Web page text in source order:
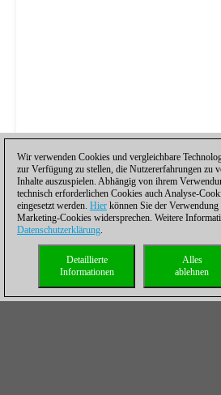
Wir verwenden Cookies und vergleichbare
zur Verfügung zu stellen, die Nutzererfahrungen zu
Inhalte auszuspielen. Abhängig von ihrem
technisch erforderlichen Cookies auch Analyse-
eingesetzt werden. Hier können Sie der
Marketing-Cookies widersprechen. Weitere
Datenschutzerklärung.
Alles
ablehnen
Detaillierte
Informationen